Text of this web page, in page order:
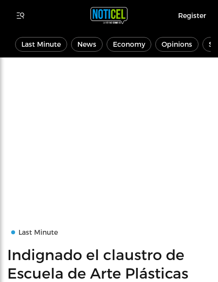
Register
Last Minute News Economy Opinions
Last Minute
Indignado el claustro de
Escuela de Arte Plásticas